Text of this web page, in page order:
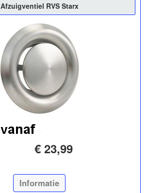
Afzuigventiel RVS Starx
€ 23,99
Informatie